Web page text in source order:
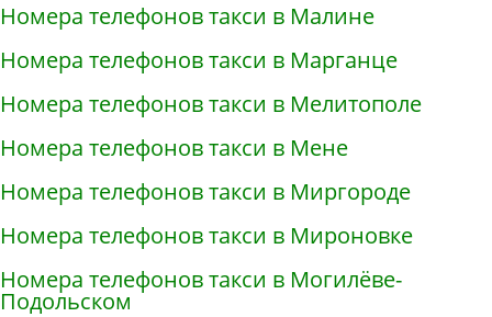
Номера телефонов такси в Малине
Номера телефонов такси в Марганце
Номера телефонов такси в Мелитополе
Номера телефонов такси в Мене
Номера телефонов такси в Миргороде
Номера телефонов такси в Мироновке
Номера телефонов такси в Могилёве-
Подольском